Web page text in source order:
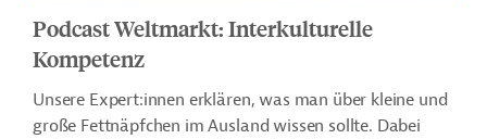
Podcast Weltmarkt: Interkulturelle
Kompetenz
Unsere Expert:innen erklären, was man über kleine und
große Fettnäpfchen im Ausland wissen sollte. Dabei